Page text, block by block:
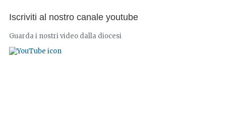
Iscriviti al nostro canale youtube
Guarda i nostri video dalla diocesi